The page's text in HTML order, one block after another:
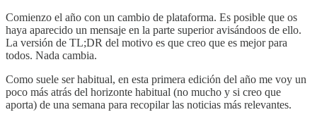
Comienzo el año con un cambio de plataforma. Es posible que os
haya aparecido un mensaje en la parte superior avisándoos de ello.
La versión de TL;DR del motivo es que creo que es mejor para
todos. Nada cambia.
Como suele ser habitual, en esta primera edición del año me voy un
poco más atrás del horizonte habitual (no mucho y si creo que
aporta) de una semana para recopilar las noticias más relevantes.